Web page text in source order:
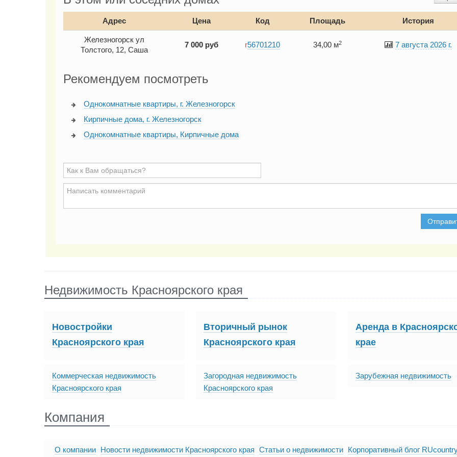
Адрес Цена Код Площадь История
Железногорск ул
Толстого, 12, Саша
7 000 руб r56701210 34,00 м2 7 августа 2026 г.
Рекомендуем посмотреть
Однокомнатные квартиры, г. Железногорск
Кирпичные дома, г. Железногорск
Однокомнатные квартиры, Кирпичные дома
Недвижимость Красноярского края
Новостройки
Красноярского края
Вторичный рынок
Красноярского края
Аренда в
крае
Коммерческая недвижимость
Красноярского края
Загородная недвижимость
Красноярского края
Зарубежная недвижимость
Компания
О компании Новости недвижимости Красноярского края Статьи о недвижимости Корпоративный блог